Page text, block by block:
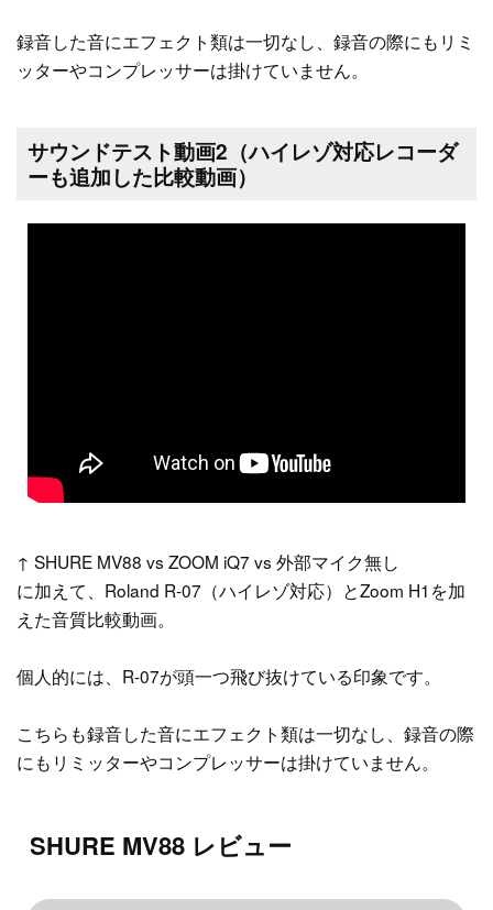
録音した音にエフェクト類は一切なし、録音の際にもリミ
ッターやコンプレッサーは掛けていません。
サウンドテスト動画2（ハイレゾ対応レコーダ
ーも追加した比較動画）
↑ SHURE MV88 vs ZOOM iQ7 vs 外部マイク無し
に加えて、Roland R-07（ハイレゾ対応）とZoom H1を加
えた音質比較動画。
個人的には、R-07が頭一つ飛び抜けている印象です。
こちらも録音した音にエフェクト類は一切なし、録音の際
にもリミッターやコンプレッサーは掛けていません。
SHURE MV88 レビュー